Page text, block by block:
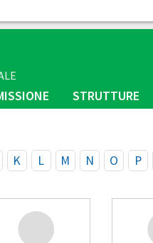
STRUTTURE
K L M N O P